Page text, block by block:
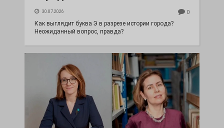
30.07.2026 0
Как выглядит буква Э в разрезе истории города?
Неожиданный вопрос, правда?